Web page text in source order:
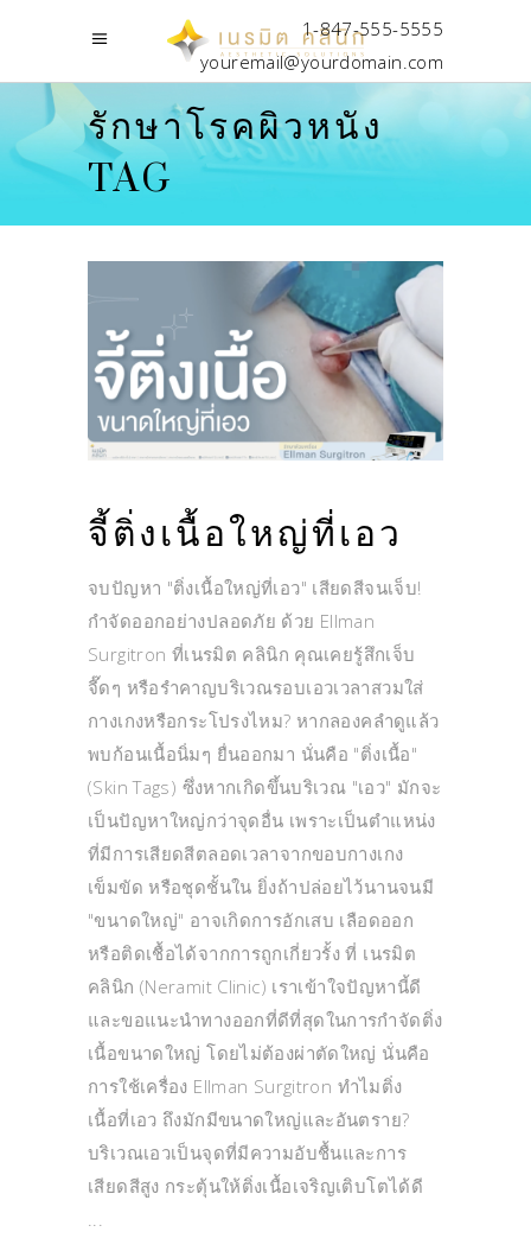
1-847-555-5555
youremail@yourdomain.com
รักษาโรคผิวหนัง
TAG
จี้ติ่งเนื้อใหญ่ที่เอว
จบปัญหา "ติ่งเนื้อใหญ่ที่เอว" เสียดสีจนเจ็บ!
กำจัดออกอย่างปลอดภัย ด้วย Ellman
Surgitron ที่เนรมิต คลินิก คุณเคยรู้สึกเจ็บ
จี๊ดๆ หรือรำคาญบริเวณรอบเอวเวลาสวมใส่
กางเกงหรือกระโปรงไหม? หากลองคลำดูแล้ว
พบก้อนเนื้อนิ่มๆ ยื่นออกมา นั่นคือ "ติ่งเนื้อ"
(Skin Tags) ซึ่งหากเกิดขึ้นบริเวณ "เอว" มักจะ
เป็นปัญหาใหญ่กว่าจุดอื่น เพราะเป็นตำแหน่ง
ที่มีการเสียดสีตลอดเวลาจากขอบกางเกง
เข็มขัด หรือชุดชั้นใน ยิ่งถ้าปล่อยไว้นานจนมี
"ขนาดใหญ่" อาจเกิดการอักเสบ เลือดออก
หรือติดเชื้อได้จากการถูกเกี่ยวรั้ง ที่ เนรมิต
คลินิก (Neramit Clinic) เราเข้าใจปัญหานี้ดี
และขอแนะนำทางออกที่ดีที่สุดในการกำจัดติ่ง
เนื้อขนาดใหญ่ โดยไม่ต้องผ่าตัดใหญ่ นั่นคือ
การใช้เครื่อง Ellman Surgitron ทำไมติ่ง
เนื้อที่เอว ถึงมักมีขนาดใหญ่และอันตราย?
บริเวณเอวเป็นจุดที่มีความอับชื้นและการ
เสียดสีสูง กระตุ้นให้ติ่งเนื้อเจริญเติบโตได้ดี